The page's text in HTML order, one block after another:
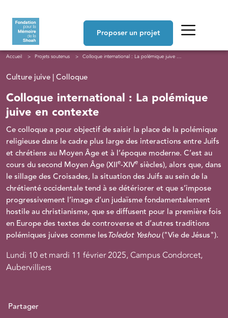
Proposer un projet
Fil d'Ariane
Accueil Projets soutenus Colloque international : La polémique juive en contexte
Culture juive | Colloque
Colloque international : La polémique
juive en contexte
Ce colloque a pour objectif de saisir la place de la polémique
religieuse dans le cadre plus large des interactions entre Juifs
et chrétiens au Moyen Âge et à l’époque moderne. C’est au
cours du second Moyen Âge (XIIe-XIVe siècles), alors que, dans
le sillage des Croisades, la situation des Juifs au sein de la
chrétienté occidentale tend à se détériorer et que s’impose
progressivement l’image d’un judaïsme fondamentalement
hostile au christianisme, que se diffusent pour la première fois
en Europe des textes de controverse et d’autres traditions
polémiques juives comme lesToledot Yeshou("Vie de Jésus").
Lundi 10 et mardi 11 février 2025, Campus Condorcet,
Aubervilliers
Partager